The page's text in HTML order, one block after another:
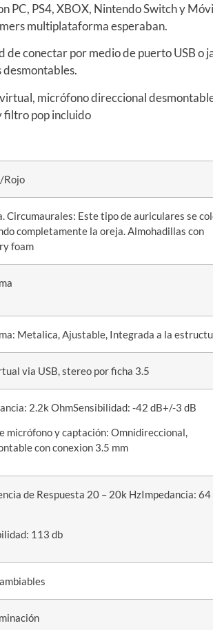
PC, PS4, XBOX, Nintendo Switch y
multiplataforma esperaban.
de conectar por medio de puerto USB o
desmontables.
micrófono direccional
filtro pop incluido
Rojo
Circumaurales: Este tipo de auriculares se
completamente la oreja. Almohadillas con
foam
Metalica, Ajustable, Integrada a la
via USB, stereo por ficha 3.5
2.2k OhmSensibilidad: -42 dB+/-3 dB
micrófono y captación: Omnidireccional,
con conexion 3.5 mm
de Respuesta 20 – 20k HzImpedancia: 64
113 db